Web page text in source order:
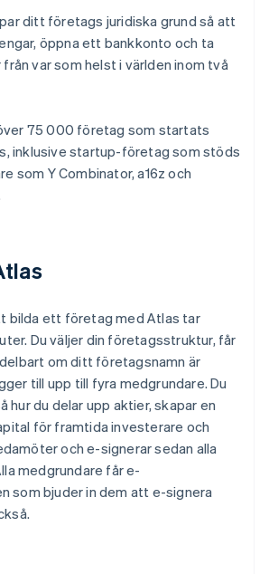
ditt företags juridiska grund så att
öppna ett bankkonto och ta
var som helst i världen inom två
75 000 företag som startats
inklusive startup-företag som stöds
som Y Combinator, a16z och
bilda ett företag med Atlas tar
Du väljer din företagsstruktur, får
om ditt företagsnamn är
till upp till fyra medgrundare. Du
hur du delar upp aktier, skapar en
för framtida investerare och
och e-signerar sedan alla
medgrundare får e-
som bjuder in dem att e-signera